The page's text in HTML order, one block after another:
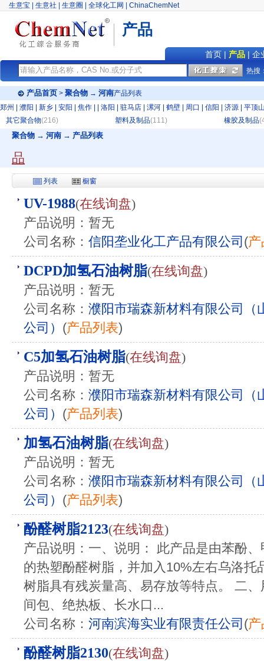
生意宝 生意社 生意圈 全球化工网 ChinaChemNet
产品
首页| 产品| 企
热搜
产品首页 > 聚合物 → 河南产品列表
郑州
濮阳 新乡 安阳 焦作 洛阳 驻马店 漯河 鹤壁 周口 信阳 济源
平顶
其它聚合物(216) 塑料及制品(111) 橡胶及制品
聚合物 → 河南 → 产品列表
品
列表 橱窗
UV-1988(在线询盘)
产品说明：暂无
公司名称： 信阳垄业化工产品有限公司 (
DCPD加氢石油树脂(在线询盘)
产品说明：暂无
公司名称： 濮阳市瑞森新材料有限公司（
公司） (产品列表)
C5加氢石油树脂(在线询盘)
产品说明：暂无
公司名称： 濮阳市瑞森新材料有限公司（
公司） (产品列表)
加氢石油树脂(在线询盘)
产品说明：暂无
公司名称： 濮阳市瑞森新材料有限公司（
公司） (产品列表)
酚醛树脂2123(在线询盘)
产品说明：一、说明： 此产品是由苯酚
的热塑酚醛树脂，并加入10%左右乌洛托
树脂具有残炭量高、易存放等特点。 二
间包、绝热板、长水口...
公司名称： 河南滨海实业有限责任公司 (
酚醛树脂2130(在线询盘)